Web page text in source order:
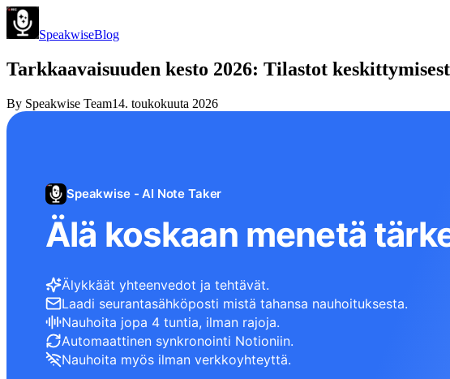
SpeakwiseBlog
Tarkkaavaisuuden kesto 2026: Tilastot
By Speakwise Team14. toukokuuta 2026
Speakwise - AI Note Taker
Älä koskaan menetä
Älykkäät yhteenvedot ja tehtävät.
Laadi seurantasähköposti mistä tahansa nauhoituksesta.
Nauhoita jopa 4 tuntia, ilman rajoja.
Automaattinen synkronointi Notioniin.
Nauhoita myös ilman verkkoyhteyttä.